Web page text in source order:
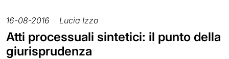
16-08-2016 Lucia Izzo
Atti processuali sintetici: il punto della
giurisprudenza